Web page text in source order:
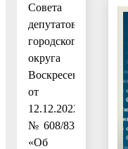
Совета
депутатов
городского
округа
Воскресенск
от
12.12.2022
№ 608/83
«Об